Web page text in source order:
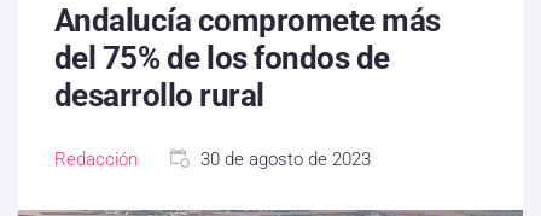
Andalucía compromete más
del 75% de los fondos de
desarrollo rural
Redacción 30 de agosto de 2023